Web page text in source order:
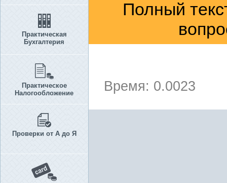
Практическая
Бухгалтерия
Практическое
Налогообложение
Проверки от А до Я
Полный
Время: 0.0023